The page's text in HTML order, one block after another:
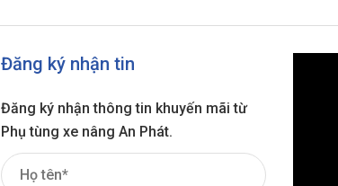
Đăng ký nhận tin
Đăng ký nhận thông tin khuyến mãi từ
Phụ tùng xe nâng An Phát.